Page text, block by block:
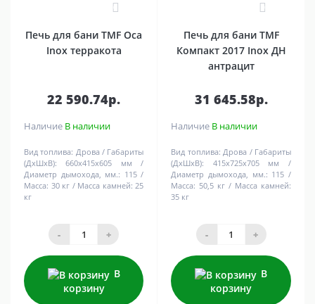
Печь для бани TMF Оса
Inox терракота
22 590.74р.
Наличие В наличии
Вид топлива: Дрова
Габариты
(ДхШхВ):
660х415х605 мм
Диаметр дымохода, мм.: 115
Масса: 30 кг Масса камней: 25
кг
- +
В
корзину
Печь для бани TMF
Компакт 2017 Inox ДН
антрацит
31 645.58р.
Наличие В наличии
Вид топлива: Дрова
Габариты
(ДхШхВ):
415х725х705 мм
Диаметр дымохода, мм.: 115
Масса: 50,5 кг
Масса камней:
35 кг
- +
В
корзину